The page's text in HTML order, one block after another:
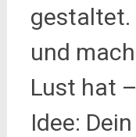
gestaltet.
und
Lust hat
Idee: